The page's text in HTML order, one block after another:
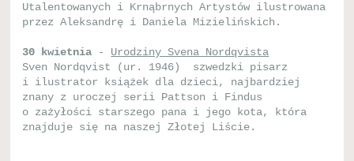
Utalentowanych i Krnąbrnych Artystów ilustrowana
przez Aleksandrę i Daniela Mizielińskich.
30 kwietnia - Urodziny Svena Nordqvista
Sven Nordqvist (ur. 1946) szwedzki pisarz
i ilustrator książek dla dzieci, najbardziej
znany z uroczej serii Pattson i Findus
o zażyłości starszego pana i jego kota, która
znajduje się na naszej Złotej Liście.